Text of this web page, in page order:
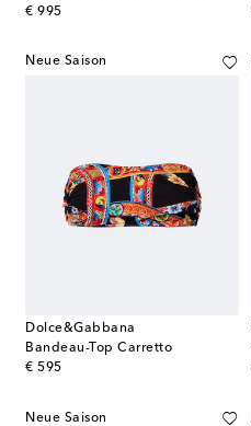
€ 995
original price
Neue Saison
Dolce&Gabbana
Bandeau-Top Carretto
€ 595
original price
Neue Saison